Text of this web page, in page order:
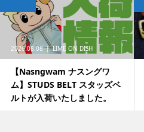
2026.08.08 LIME ON DISH
【Nasngwam ナスングワ
ム】STUDS BELT スタッズベ
ルトが入荷いたしました。